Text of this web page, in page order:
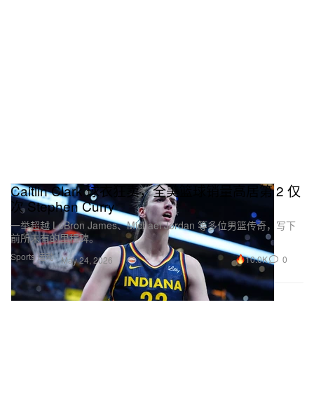
Sports 运动
Caitlin Clark 球衣狂卖，全美篮球销量高居第 2 仅
次 Stephen Curry
一举超越 LeBron James、Michael Jordan 等多位男篮传奇，写下
前所未有的里程碑。
May 24, 2026 10.0K 0